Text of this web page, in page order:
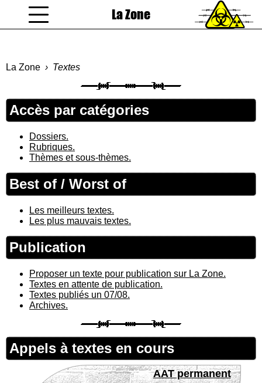
La Zone
La Zone Textes
Accès par catégories
Dossiers.
Rubriques.
Thèmes et sous-thèmes.
Best of / Worst of
Les meilleurs textes.
Les plus mauvais textes.
Publication
Proposer un texte pour publication sur La Zone.
Textes en attente de publication.
Textes publiés un 07/08.
Archives.
Appels à textes en cours
AAT permanent